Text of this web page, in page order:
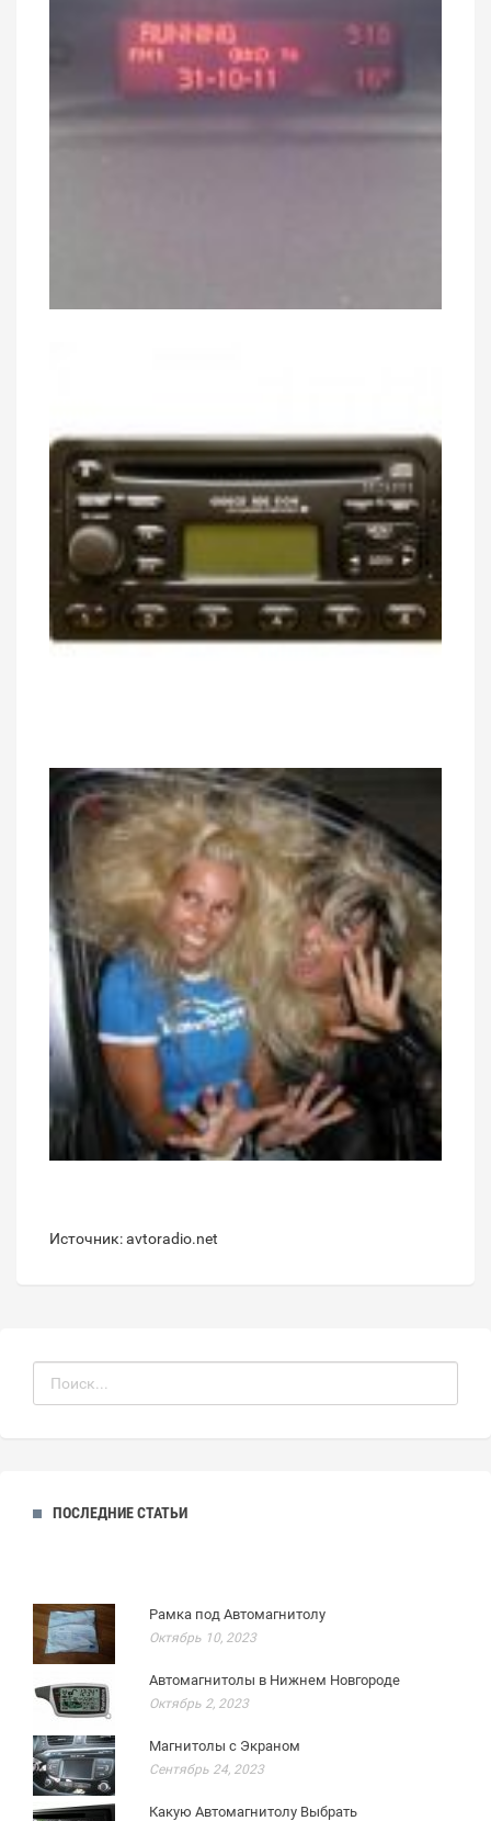
Источник: avtoradio.net
ПОСЛЕДНИЕ СТАТЬИ
Рамка под Автомагнитолу
Октябрь 10, 2023
Автомагнитолы в Нижнем Новгороде
Октябрь 2, 2023
Магнитолы с Экраном
Сентябрь 24, 2023
Какую Автомагнитолу Выбрать